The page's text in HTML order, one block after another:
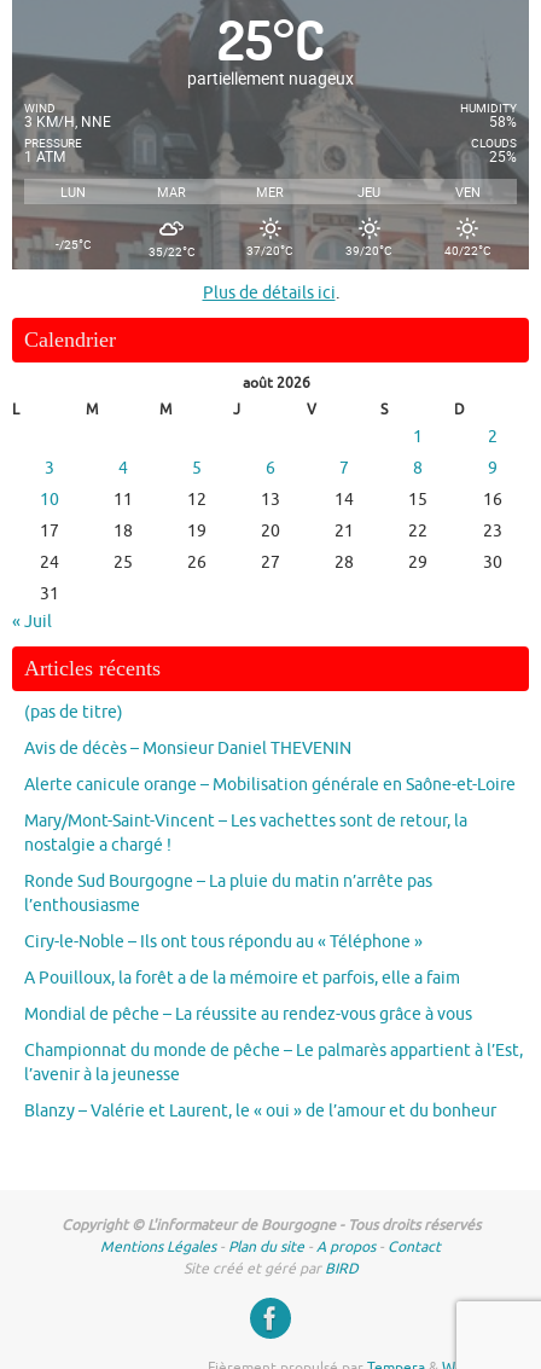
25°C
partiellement nuageux
WIND
3 KM/H, NNE
PRESSURE
1 ATM
HUMIDITY
58%
CLOUDS
25%
LUN MAR MER JEU VEN
-/25°C 35/22°C 37/20°C 39/20°C 40/22°C
Plus de détails ici.
Calendrier
août 2026
L
M M J V S D
1
2
3
4 5 6 7 8
9
10
11 12 13 14 15
16
17
18 19 20 21 22
23
24
25 26 27 28 29
30
31
« Juil
Articles récents
(pas de titre)
Avis de décès – Monsieur Daniel THEVENIN
Alerte canicule orange – Mobilisation générale en Saône-et-Loire
Mary/Mont-Saint-Vincent – Les vachettes sont de retour, la
nostalgie a chargé !
Ronde Sud Bourgogne – La pluie du matin n’arrête pas
l’enthousiasme
Ciry-le-Noble – Ils ont tous répondu au « Téléphone »
A Pouilloux, la forêt a de la mémoire et parfois, elle a faim
Mondial de pêche – La réussite au rendez-vous grâce à vous
Championnat du monde de pêche – Le palmarès appartient à l’Est,
l’avenir à la jeunesse
Blanzy – Valérie et Laurent, le « oui » de l’amour et du bonheur
Copyright © L'informateur de Bourgogne - Tous droits réservés
Mentions Légales- Plan du site -A propos- Contact
Site créé et géré parBIRD